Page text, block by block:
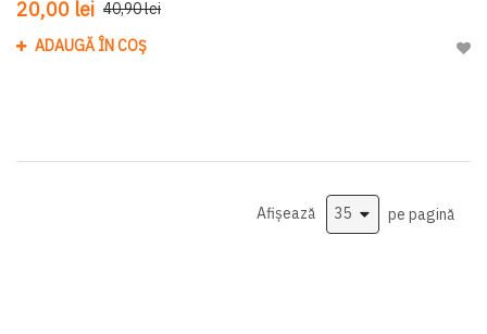
20,00 lei 40,90 lei
ADAUGĂ ÎN COȘ
Afișează pe pagină